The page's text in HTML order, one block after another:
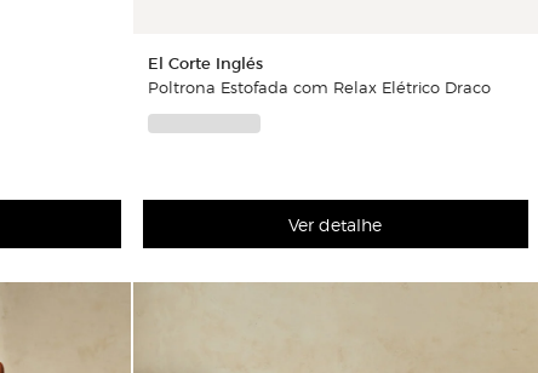
El Corte Inglés
Poltrona Estofada com Relax Elétrico Draco
Ver detalhe